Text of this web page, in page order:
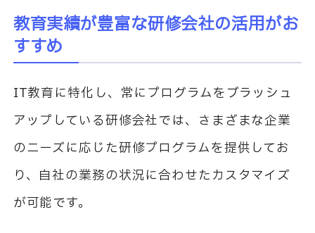
教育実績が豊富な研修会社の活用がお
すすめ
IT教育に特化し、常にプログラムをブラッシュ
アップしている研修会社では、さまざまな企業
のニーズに応じた研修プログラムを提供してお
り、自社の業務の状況に合わせたカスタマイズ
が可能です。